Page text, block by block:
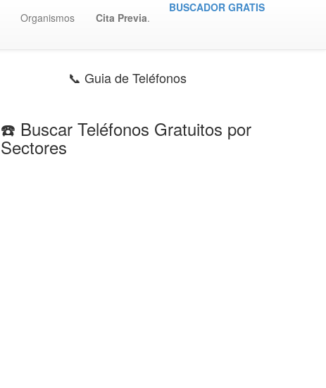
Organismos Cita Previa.
BUSCADOR GRATIS
📞 Guia de Teléfonos
☎️ Buscar Teléfonos Gratuitos por
Sectores